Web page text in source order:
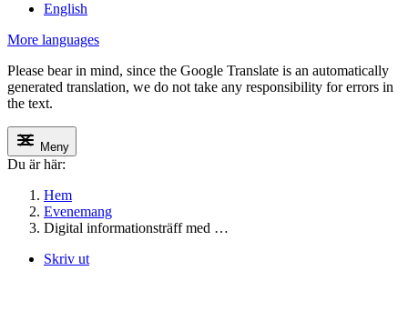
English
More languages
Please bear in mind, since the Google Translate is an automatically
generated translation, we do not take any responsibility for errors in
the text.
Meny
Du är här:
Hem
Evenemang
Digital informationsträff med …
Skriv ut